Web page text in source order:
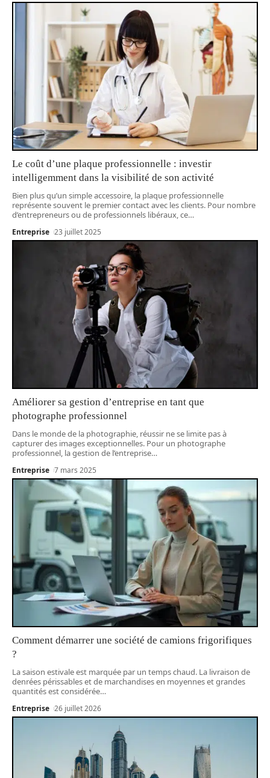
Le coût d’une plaque professionnelle : investir
intelligemment dans la visibilité de son activité
Bien plus qu’un simple accessoire, la plaque professionnelle
représente souvent le premier contact avec les clients. Pour nombre
d’entrepreneurs ou de professionnels libéraux, ce…
Entreprise 23 juillet 2025
Améliorer sa gestion d’entreprise en tant que
photographe professionnel
Dans le monde de la photographie, réussir ne se limite pas à
capturer des images exceptionnelles. Pour un photographe
professionnel, la gestion de l’entreprise…
Entreprise 7 mars 2025
Comment démarrer une société de camions frigorifiques
?
La saison estivale est marquée par un temps chaud. La livraison de
denrées périssables et de marchandises en moyennes et grandes
quantités est considérée…
Entreprise 26 juillet 2026